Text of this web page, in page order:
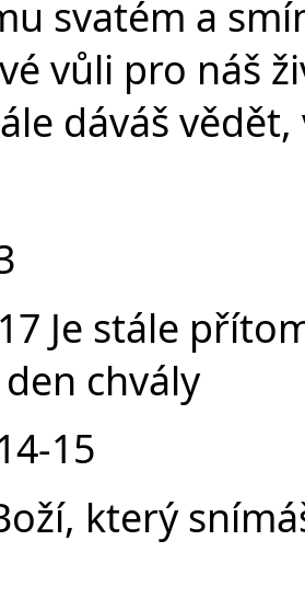
svatém a
vůli pro náš
dáváš
Je stále
chvály
15
který